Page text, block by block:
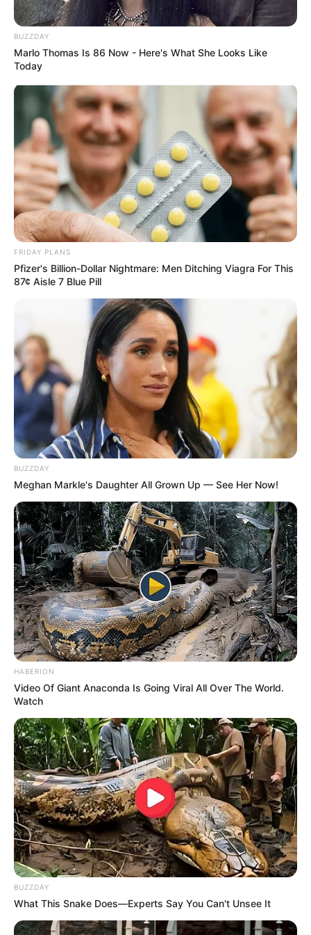
Paris-Courses.com : 16 – 8 – 2 – 12 – 3 – 13 – 9 – 15
La suite de la presse PMU du
Quinté+
Paris-Turf : 12 – 16 – 2 – 8 – 9 – 7 – 6 – 5
Paris-Courses : 8 – 11 – 2 – 6 – 9 – 15 – 16 – 18
Paris-Turf-TIP : 16 – 2 – 8 – 7 – 13 – 15 – 3 – 10
Paris-turf.com : 8 – 7 – 2 – 3 – 5 – 6 – 15 – 16
Pronos-START : 9 – 16 – 12 – 3 – 8 – 7 – 4 – 5
Scoopdyga : 12 – 9 – 16 – 3 – 2 – 4 – 10 – 8
Spécial-Dernière : 16 – 2 – 9 – 3 – 1 – 8 – 12 – 5
Tiercé-Magazine : 16 – 18 – 15 – 3 – 8 – 2 – 14 – 11
Tropiques-FM : 6 – 1 – 9 – 13 – 8 – 2 – 12 – 3
Week-End : 2 – 13 – 6 – 8 – 1 – 3 – 9 – 7
Week-End-Turf.com : 16 – 9 – 2 – 8 – 13 – 3 – 7 – 11
Le pronostic en or de Logic-Prono
Les meilleurs de ces pronostics sont sur la toute
nouvelle version du logiciel 100 % gratuitLogic-
Prono V3. Vous n’avez plus qu’à les sélectionner et
l’unique et super logiciel du Tiercé Quarté Quinté du
jour en fera la synthèse, ce qui sera peut-être le
meilleur pronostic PMU gagnant.
BUZZDAY
Marlo Thomas Is 86 Now - Here's What She Looks Like
Today
FRIDAY PLANS
Pfizer's Billion-Dollar Nightmare: Men Ditching Viagra For This
87¢ Aisle 7 Blue Pill
BUZZDAY
Meghan Markle's Daughter All Grown Up — See Her Now!
HABERION
Video Of Giant Anaconda Is Going Viral All Over The World.
Watch
BUZZDAY
What This Snake Does—Experts Say You Can't Unsee It